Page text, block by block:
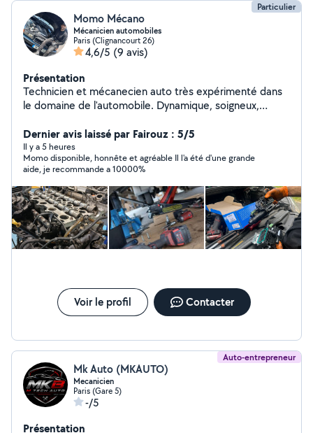
Particulier
Momo Mécano
Mécanicien automobiles
Paris (Clignancourt 26)
4,6/5 (9 avis)
Présentation
Technicien et mécanecien auto très expérimenté dans
le domaine de l'automobile. Dynamique, soigneux,
problèmes mécaniques et électriques sur place à votre
domicile où sur le lieux de panne. Interventions
mécaniques et électroniques : Embrayage Distribution
Freinage Suspension Demarreur Alternateur
Changement de moteur Joint de culasse Entretien et
vidange Vérification avant achat Système antipollution
(fap, Adblue, Egr) Passage valise et diagnostique Pour
plus de renseignements, n'hésitez pas à me contacter.
Dernier avis laissé par Fairouz : 5/5
Il y a 5 heures
Momo disponible, honnête et agréable Il l'a été d'une grande
aide, je recommande a 10000%
Voir le profil Contacter
Auto-entrepreneur
Mk Auto (MKAUTO)
Mecanicien
Paris (Gare 5)
-/5
Présentation